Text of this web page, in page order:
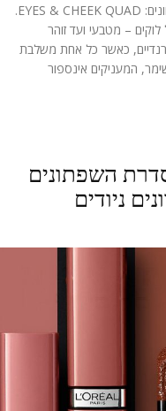
המתאימה לאיפור העיניים וללחיים, בשלושה גוונים: EYES & CHEEK QUAD.
– מטבעי ועד זוהר
כאשר כל אחת משלבת
המעניקים אינספור
השפתונים
ומשיקה 4 גוונים ניודים